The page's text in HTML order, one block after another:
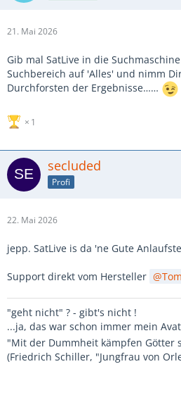
21. Mai 2026
Gib mal SatLive in die
Suchbereich auf 'Alles' und nimm
Durchforsten der Ergebnisse……
1
secluded
Profi
22. Mai 2026
jepp. SatLive is da 'ne Gute
Support direkt vom Hersteller
"geht nicht" ? - gibt's nicht !
...ja, das war schon immer mein
"Mit der Dummheit kämpfen Götter
(Friedrich Schiller, "Jungfrau von